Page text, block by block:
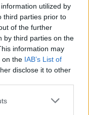
utilized by
third parties prior to
of the further
by third parties on the
information may
on the IAB’s List of
disclose it to other
or more Google
Συντακτική
Ομάδα